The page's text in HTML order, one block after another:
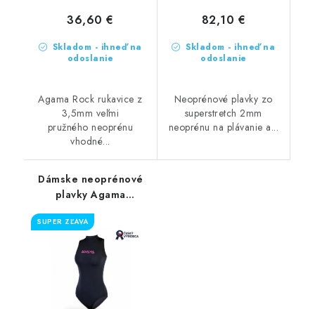
Skladom - ihneď na
odoslanie
36,60 €
Agama Rock rukavice z
3,5mm veľmi
pružného neoprénu
vhodné...
Skladom - ihneď na
odoslanie
82,10 €
Neoprénové plavky zo
superstretch 2mm
neoprénu na plávanie a...
Dámske neoprénové
plavky Agama
SUPER ZĽAVA